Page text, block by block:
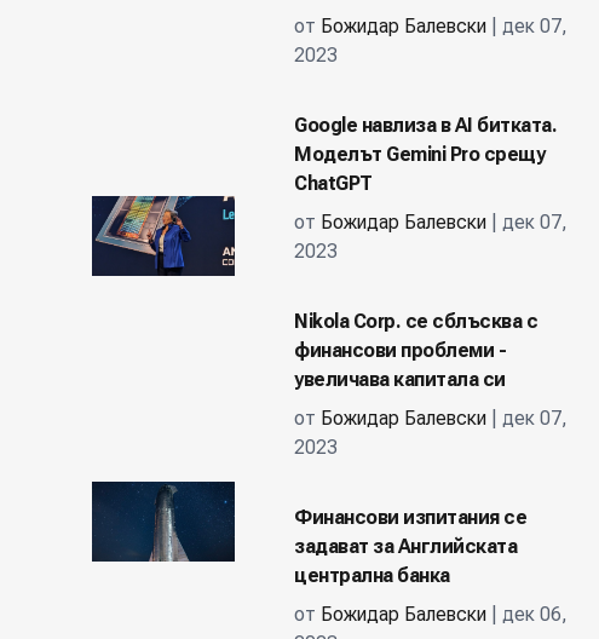
от Божидар Балевски | дек 07,
2023
Google навлиза в AI битката.
Моделът Gemini Pro срещу
ChatGPT
от Божидар Балевски | дек 07,
2023
Nikola Corp. се сблъсква с
финансови проблеми -
увеличава капитала си
от Божидар Балевски | дек 07,
2023
Финансови изпитания се
задават за Английската
централна банка
от Божидар Балевски | дек 06,